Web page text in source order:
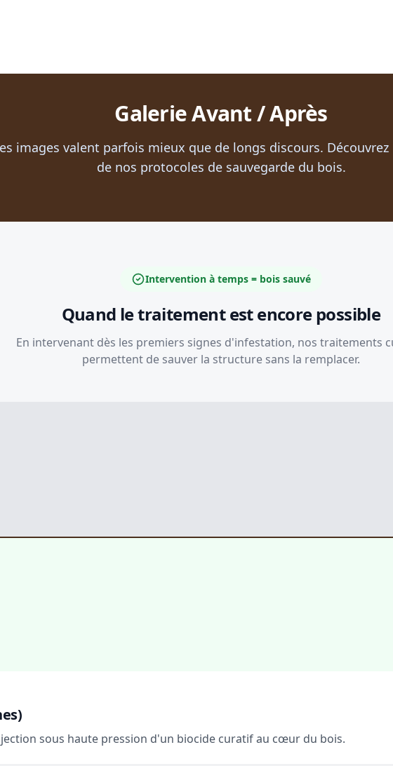
Galerie Avant / Après
images valent parfois mieux que de longs discours.
de nos protocoles de sauvegarde du bois.
Intervention à temps = bois sauvé
Quand le traitement est encore possible
En intervenant dès les premiers signes d'infestation, nos traitements
permettent de sauver la structure sans la remplacer.
sous haute pression d'un biocide curatif au cœur du bois.